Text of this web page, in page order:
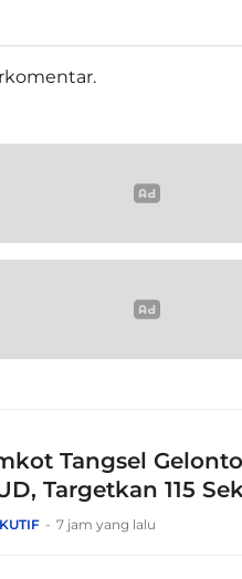
Tangsel
Targetkan 115
7 jam yang lalu